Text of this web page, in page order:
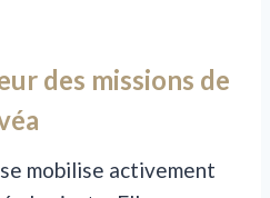
des missions de
mobilise activement